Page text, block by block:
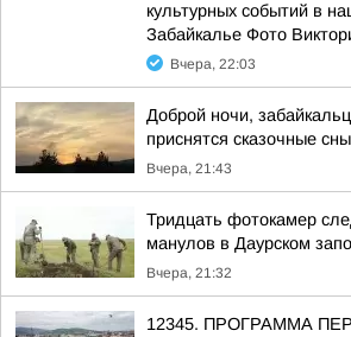
культурных событий в
Забайкалье Фото
Вчера, 22:03
Доброй ночи,
приснятся сказочные сны
Вчера, 21:43
Тридцать фотокамер
манулов в Даурском
Вчера, 21:32
12345. ПРОГРАММА